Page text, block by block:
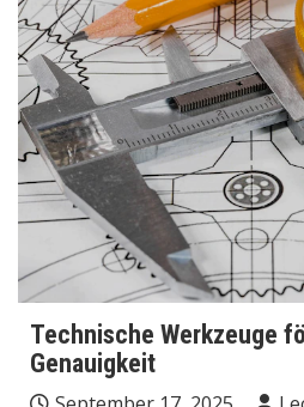
Technische Werkzeuge
Genauigkeit